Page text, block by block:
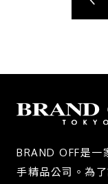
BRAND OFF是一
手精品公司。為